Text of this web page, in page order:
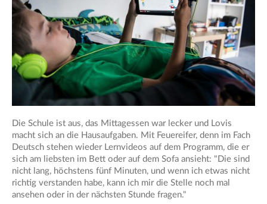
Die Schule ist aus, das Mittagessen war lecker und Lovis
macht sich an die Hausaufgaben. Mit Feuereifer, denn im Fach
Deutsch stehen wieder Lernvideos auf dem Programm, die er
sich am liebsten im Bett oder auf dem Sofa ansieht: "Die sind
nicht lang, höchstens fünf Minuten, und wenn ich etwas nicht
richtig verstanden habe, kann ich mir die Stelle noch mal
ansehen oder in der nächsten Stunde fragen."